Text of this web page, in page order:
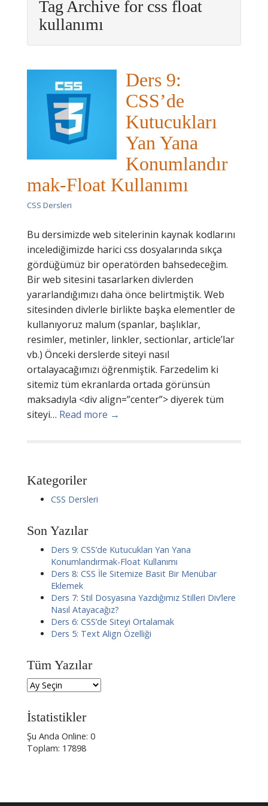
Tag Archive for css float
kullanımı
Ders 9:
CSS’de
Kutucukları
Yan Yana
Konumlandır
mak-Float Kullanımı
CSS Dersleri
Bu dersimizde web sitelerinin kaynak kodlarını
incelediğimizde harici css dosyalarında sıkça
gördüğümüz bir operatörden bahsedeceğim.
Bir web sitesini tasarlarken divlerden
yararlandığımızı daha önce belirtmiştik. Web
sitesinden divlerle birlikte başka elementler de
kullanıyoruz malum (spanlar, başlıklar,
resimler, metinler, linkler, sectionlar, article’lar
vb.) Önceki derslerde siteyi nasıl
ortalayacağımızı öğrenmiştik. Farzedelim ki
sitemiz tüm ekranlarda ortada görünsün
maksadıyla <div align=”center”> diyerek tüm
siteyi… Read more →
Kategoriler
CSS Dersleri
Son Yazılar
Ders 9: CSS’de Kutucukları Yan Yana
Konumlandırmak-Float Kullanımı
Ders 8: CSS İle Sitemize Basit Bir Menübar
Eklemek
Ders 7: Stil Dosyasına Yazdığımız Stilleri Div’lere
Nasıl Atayacağız?
Ders 6: CSS’de Siteyi Ortalamak
Ders 5: Text Align Özelliği
Tüm Yazılar
İstatistikler
Şu Anda Online: 0
Toplam: 17898